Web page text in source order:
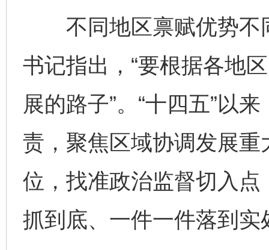
不同地区禀赋优势不
书记指出，“要根据各地
展的路子”。“十四五”以
责，聚焦区域协调发展
位，找准政治监督切入
抓到底、一件一件落到实